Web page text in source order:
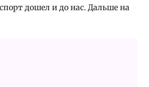
дошел и до нас. Дальше на